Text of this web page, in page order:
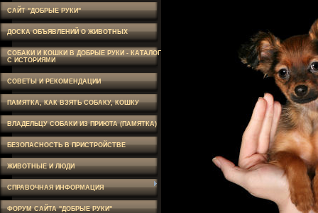
САЙТ "ДОБРЫЕ РУКИ"
ДОСКА ОБЪЯВЛЕНИЙ О ЖИВОТНЫХ
СОБАКИ И КОШКИ В ДОБРЫЕ РУКИ - КАТАЛОГ
С ИСТОРИЯМИ
СОВЕТЫ И РЕКОМЕНДАЦИИ
ПАМЯТКА, КАК ВЗЯТЬ СОБАКУ, КОШКУ
ВЛАДЕЛЬЦУ СОБАКИ ИЗ ПРИЮТА (ПАМЯТКА)
БЕЗОПАСНОСТЬ В ПРИСТРОЙСТВЕ
ЖИВОТНЫЕ И ЛЮДИ
СПРАВОЧНАЯ ИНФОРМАЦИЯ
ФОРУМ САЙТА "ДОБРЫЕ РУКИ"